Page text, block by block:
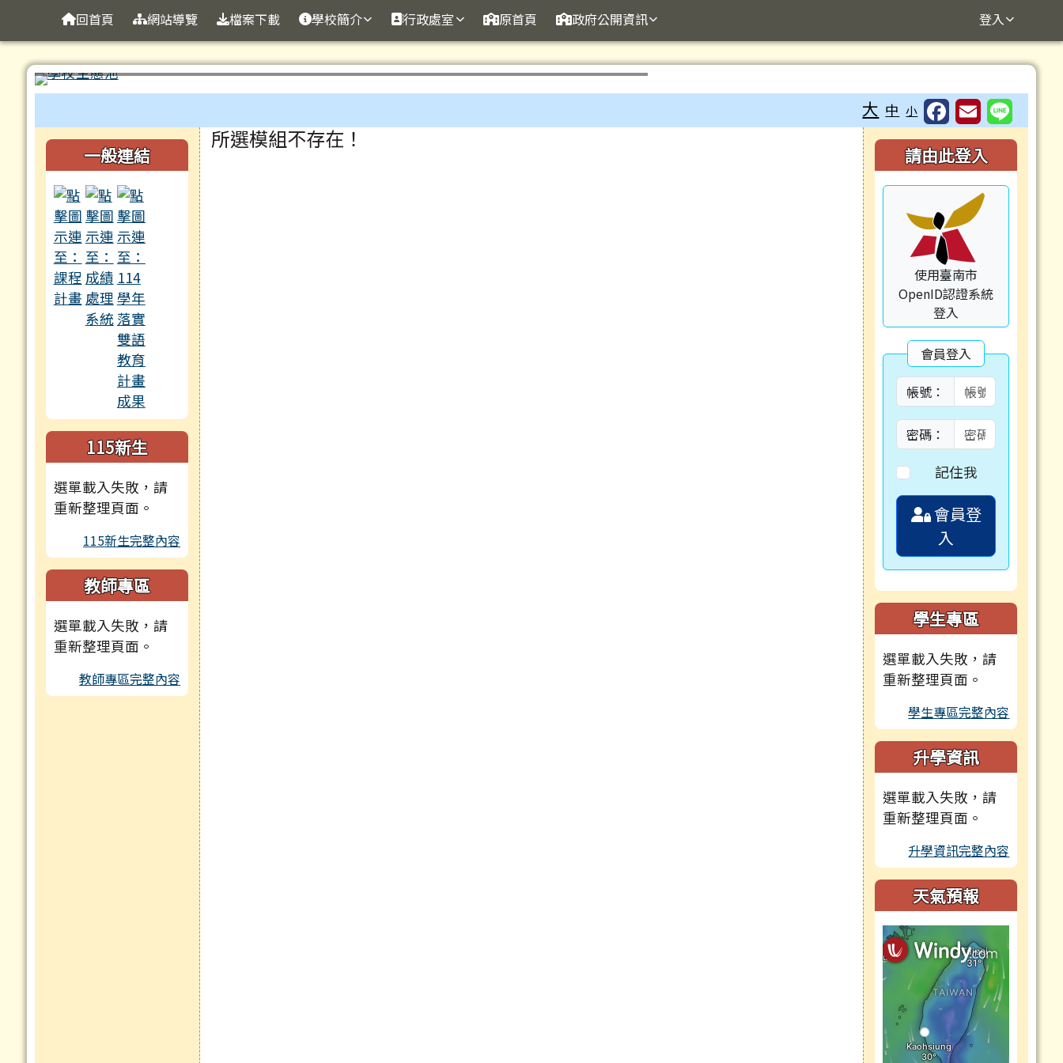
跳至主內容區
臺南市立大成國中全球資訊網
導覽列回首頁 網站導覽 檔案下載 學校簡介 行政處室 原首頁 政府公開資訊 登入
⏸
大 中 小
左邊區域內容
一般連結
115新生
選單載入失敗，請
重新整理頁面。
115新生完整內容
教師專區
選單載入失敗，請
重新整理頁面。
教師專區完整內容
主內容區域
所選模組不存在！ 右邊區域內容
請由此登入
使用臺南市
OpenID認證系統
登入
會員登入
帳號：
密碼：
記住我
會員登
入
學生專區
選單載入失敗，請
重新整理頁面。
學生專區完整內容
升學資訊
選單載入失敗，請
重新整理頁面。
升學資訊完整內容
天氣預報
頁尾區域